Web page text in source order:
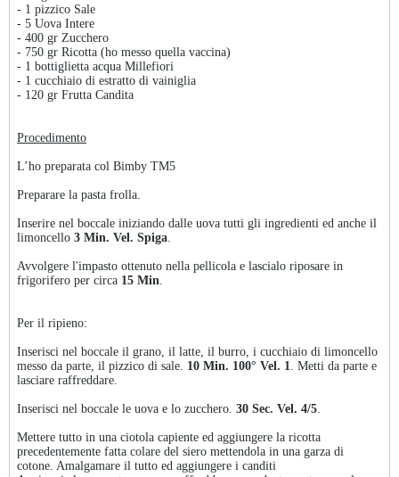
- 1 pizzico Sale
- 5 Uova Intere
- 400 gr Zucchero
- 750 gr Ricotta (ho messo quella vaccina)
- 1 bottiglietta acqua Millefiori
- 1 cucchiaio di estratto di vainiglia
- 120 gr Frutta Candita
Procedimento
L’ho preparata col Bimby TM5
Preparare la pasta frolla.
Inserire nel boccale iniziando dalle uova tutti gli ingredienti ed anche il
limoncello 3 Min. Vel. Spiga.
Avvolgere l'impasto ottenuto nella pellicola e lascialo riposare in
frigorifero per circa 15 Min.
Per il ripieno:
Inserisci nel boccale il grano, il latte, il burro, i cucchiaio di limoncello
messo da parte, il pizzico di sale. 10 Min. 100° Vel. 1. Metti da parte e
lasciare raffreddare.
Inserisci nel boccale le uova e lo zucchero. 30 Sec. Vel. 4/5.
Mettere tutto in una ciotola capiente ed aggiungere la ricotta
precedentemente fatta colare del siero mettendola in una garza di
cotone. Amalgamare il tutto ed aggiungere i canditi